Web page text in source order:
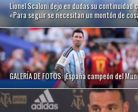
Lionel Scaloni dejo en dudas su continuidad
«Para seguir se necesitan un montón de
GALERÍA DE FOTOS: ¡España campeón del